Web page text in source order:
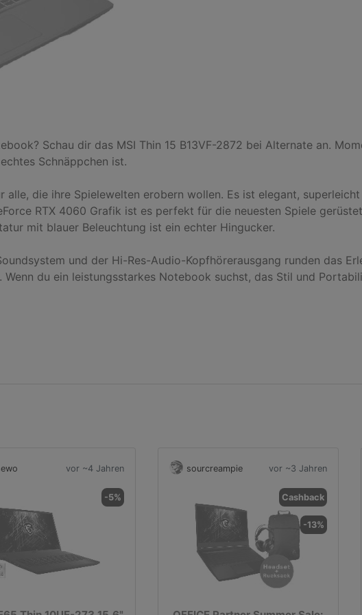
Schau dir das MSI Thin 15 B13VF-2872 bei Alternate an.
Schnäppchen ist.
die ihre Spielewelten erobern wollen. Es ist elegant,
RTX 4060 Grafik ist es perfekt für die neuesten Spiele
mit blauer Beleuchtung ist ein echter Hingucker.
und der Hi-Res-Audio-Kopfhörerausgang runden das
du ein leistungsstarkes Notebook suchst, das Stil und
vor ~4 Jahren
-5%
sourcreampie vor ~3 Jahren
Cashback
-13%